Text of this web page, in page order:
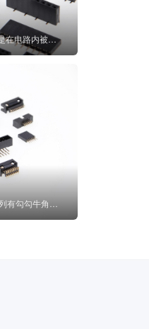
排母连接器Female Header，排母连接器作用是在电路内被阻断处或孤立不通...